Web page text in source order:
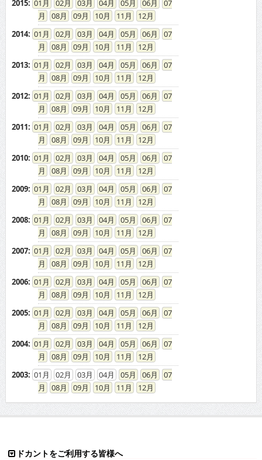
2015: 01 02 03 04 05 06
07
08
09 10 11
12
2014: 01 02 03 04 05 06
07
08
09 10 11
12
2013: 01 02 03 04 05 06
07
08
09 10 11
12
2012: 01 02 03 04 05 06
07
08
09 10 11
12
2011: 01 02 03 04 05 06
07
08
09 10 11
12
2010: 01 02 03 04 05 06
07
08
09 10 11
12
2009: 01 02 03 04 05 06
07
08
09 10 11
12
2008: 01 02 03 04 05 06
07
08
09 10 11
12
2007: 01 02 03 04 05 06
07
08
09 10 11
12
2006: 01 02 03 04 05 06
07
08
09 10 11
12
2005: 01 02 03 04 05 06
07
08
09 10 11
12
2004: 01 02 03 04 05 06
07
08
09 10 11
12
2003: 01 02 03 04 05 06
07
08
09 10 11 12
ドカントをご利用する皆様へ